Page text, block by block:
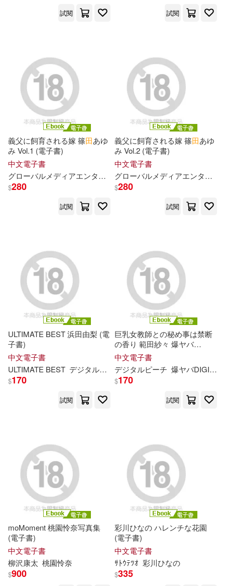
前田優希(14)
孔起英（主編）(14)
審計部(14) 戸田れい(14)
本書編委會（編）(14)
爆ヤバDIGITAL写真集(14)
王文華(14) 田中涼子(14)
藤澤亨(14)
許卓婭（主編）(14)
（日）志田瞳(14)
（法）安德烈·紀德(14)
（美）史蒂夫·梅茨格(14)
ﾀﾞｲﾅﾏｲﾄﾁｬﾝﾈﾙ(14)
ABSOLUTE SUPER POSE(13)
GOLD出版(13)
Mellow Moon(13) NEXT(13)
四川少年兒童出版社(52)
西南交通大學出版社(52)
買動漫(52) 東方出版社(51)
Line Communications(50)
上海文藝出版社(50)
采實文化(50)
千華數位文化(49)
哈爾濱出版社(49)
新雅文化(49)
東北師範大學出版社(49)
九州出版社(47)
千華駐科技(47)
吉林科學技術出版社(47)
人民教育出版社(46)
人民美術出版社(46) 德間(46)
試閱 試閱
義父に飼育される嫁 篠田あゆ
み Vol.1 (電子書)
中文電子書
グローバルメディアエンタテインメント
篠田あゆみ
$280
試閱
義父に飼育される嫁 篠田あゆ
み Vol.2 (電子書)
中文電子書
グローバルメディアエンタテインメント
$280
試閱
ULTIMATE BEST 浜田由梨 (電
子書)
中文電子書
ULTIMATE BEST デジタルピーチ 浜田由梨
$170
試閱
巨乳女教師との秘め事は禁断
の香り 範田紗々 爆ヤバ
DIGITAL写真集 (電子書)
中文電子書
デジタルピーチ 爆ヤバDIGITAL写真集
$170
試閱
moMoment 桃園怜奈写真集
(電子書)
中文電子書
柳沢康太 桃園怜奈
$900
彩川ひなの ハレンチな花園
(電子書)
中文電子書
ｻﾄｳﾃﾂｵ 彩川ひなの
$335